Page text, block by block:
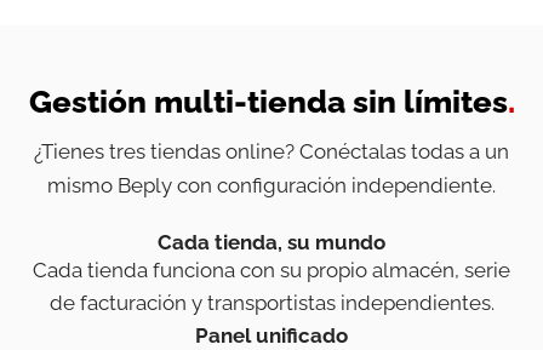
Gestión multi-tienda sin límites.
¿Tienes tres tiendas online? Conéctalas todas a un
mismo Beply con configuración independiente.
Cada tienda, su mundo
Cada tienda funciona con su propio almacén, serie
de facturación y transportistas independientes.
Panel unificado